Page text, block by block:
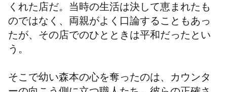
くれた店だ。当時の生活は決して恵まれたも
のではなく、両親がよく口論することもあっ
たが、その店でのひとときは平和だったとい
う。
そこで幼い森本の心を奪ったのは、カウンタ